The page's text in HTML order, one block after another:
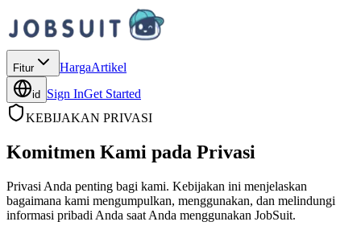
Fitur HargaArtikel
id Sign InGet Started
KEBIJAKAN PRIVASI
Komitmen Kami pada Privasi
Privasi Anda penting bagi kami. Kebijakan ini menjelaskan
bagaimana kami mengumpulkan, menggunakan, dan melindungi
informasi pribadi Anda saat Anda menggunakan JobSuit.